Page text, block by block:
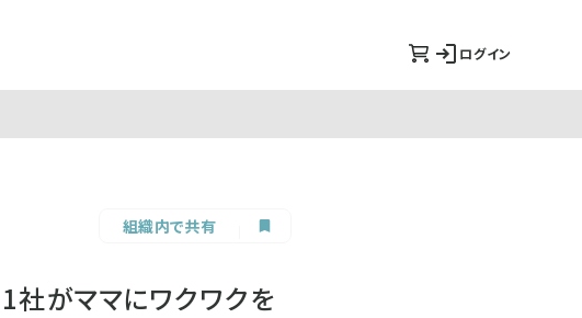
ログイン
組織内で共有
がママにワクワクを